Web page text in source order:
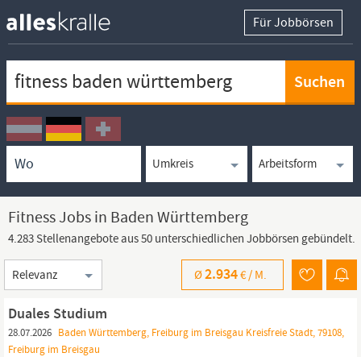
Für Jobbörsen
Ortssuche
Umkreissuche
Arbeitsform
Fitness Jobs in Baden Württemberg
4.283 Stellenangebote aus 50 unterschiedlichen Jobbörsen gebündelt.
Sortierung
Ø2.934€ / M.
Duales Studium
28.07.2026 Baden Württemberg, Freiburg im Breisgau Kreisfreie Stadt, 79108,
Freiburg im Breisgau